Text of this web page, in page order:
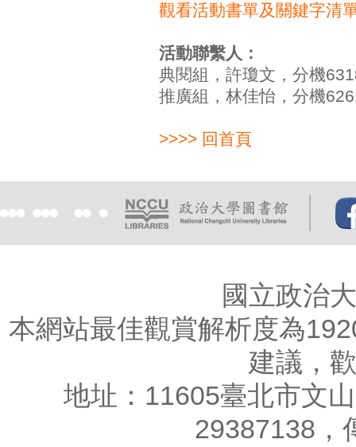
觀看活動書單及關鍵字清
活動聯繫人：
典閱組，許瓊文，分機
推廣組，林佳怡，分機
>>>> 回首頁
國立政治
本網站最佳觀賞解析度為
建議，
地址：11605臺北市文
29387138，